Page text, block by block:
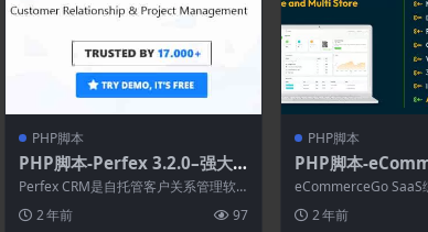
PHP脚本
PHP脚本-Perfex 3.2.0–强大
的开源 CRM
Perfex CRM是自托管客户关系管理软
者或...2 年前 97
PHP脚本
PHP脚本-
S 4.4.0–电子商务
eCommerceGo SaaS
都...2 年前